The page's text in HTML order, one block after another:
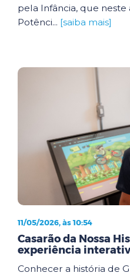
pela Infância, que neste
Potênci... [saiba mais]
11/05/2026, às 10:54
Casarão da Nossa
experiência
Conhecer a história de